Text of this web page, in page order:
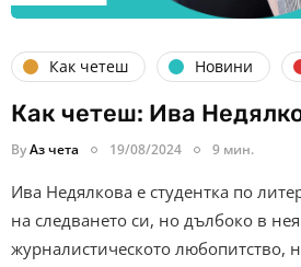
Как четеш Новини
Как четеш: Ива
ByАз чета 19/08/2024 9 мин.
Ива Недялкова е студентка по
на следването си, но дълбоко в
журналистическото любопитство,